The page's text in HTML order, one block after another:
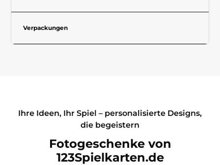
Verpackungen
Ihre Ideen, Ihr Spiel – personalisierte Designs,
die begeistern
Fotogeschenke von
123Spielkarten.de